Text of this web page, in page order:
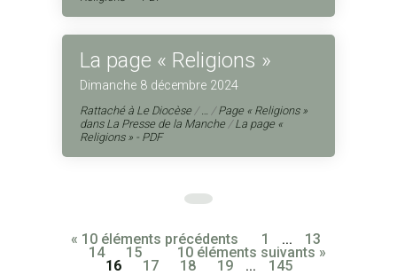
La page « Religions »
Dimanche 8 décembre 2024
Rattaché à Le Diocèse /… /Page « Religions »
dans La Presse de la Manche /La page «
Religions » - PDF
« 10 éléments précédents
10 éléments suivants »
1 ... 13
14 15
16 17 18 19 ... 145